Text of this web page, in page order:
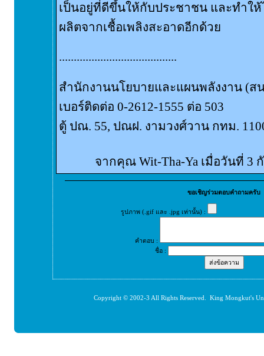
เป็นอยู่ที่ดีขึ้นให้กับประชาชน และทำใ
ผลิตจากเชื้อเพลิงสะอาดอีกด้วย
........................................
สำนักงานนโยบายและแผนพลังงาน (ส
เบอร์ติดต่อ 0-2612-1555 ต่อ 503
ตู้ ปณ. 55, ปณฝ. งามวงศ์วาน กทม.
จากคุณ Wit-Tha-Ya เมื่อวันที่ 3
ขอเชิญร่วมตอบคำถามครับ
รูปภาพ (.gif และ .jpg เท่านั้น) :
คำตอบ :
ชื่อ :
Copyright © 2002-3 All Rights Reserved. King Mongkut's